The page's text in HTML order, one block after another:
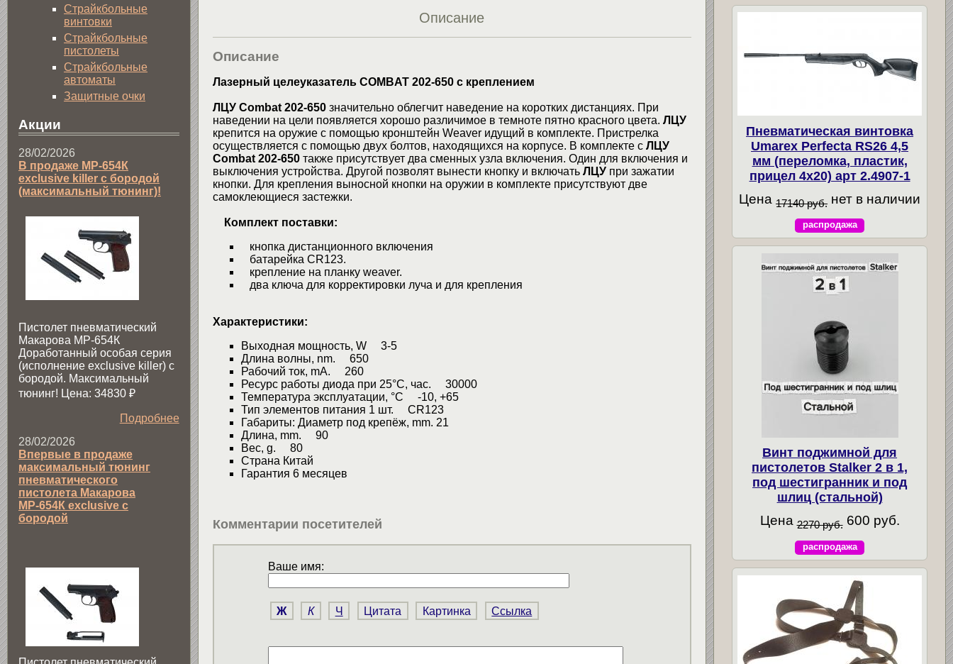
Описание
Описание
Лазерный целеуказатель COMBAT 202-650 с креплением
ЛЦУ Combat 202-650значительно облегчит наведение на коротких дистанциях. При
наведении на цели появляется хорошо различимое в темноте пятно красного цвета. ЛЦУ
крепится на оружие с помощью кронштейн Weaver идущий в комплекте. Пристрелка
осуществляется с помощью двух болтов, находящихся на корпусе. В комплекте с ЛЦУ
Combat 202-650также присутствует два сменных узла включения. Один для включения и
выключения устройства. Другой позволят вынести кнопку и включать ЛЦУпри зажатии
кнопки. Для крепления выносной кнопки на оружии в комплекте присутствуют две
самоклеющиеся застежки.
Комплект поставки:
кнопка дистанционного включения
батарейка CR123.
крепление на планку weaver.
два ключа для корректировки луча и для крепления
Характеристики:
Выходная мощность, W 3-5
Длина волны, nm. 650
Рабочий ток, mА. 260
Ресурс работы диода при 25°С, час. 30000
Температура эксплуатации, °С -10, +65
Тип элементов питания 1 шт. CR123
Габариты: Диаметр под крепёж, mm. 21
Длина, mm. 90
Вес, g. 80
Страна Китай
Гарантия 6 месяцев
Комментарии посетителей
Ваше имя:
Ж К Ч Цитата Картинка Ссылка
Страйкбольные
винтовки
Страйкбольные
пистолеты
Страйкбольные
автоматы
Защитные очки
Акции
28/02/2026
В продаже МР-654К
exclusive killer с бородой
(максимальный тюнинг)!
Пистолет пневматический
Макарова МР-654К
Доработанный особая серия
(исполнение exclusive killer) с
бородой. Максимальный
тюнинг! Цена: 34830 ₽
Подробнее
28/02/2026
Впервые в продаже
максимальный тюнинг
пневматического
пистолета Макарова
МР-654К exclusive с
бородой
Пневматическая винтовка
Umarex Perfecta RS26 4,5
мм (переломка, пластик,
прицел 4x20) арт 2.4907-1
Цена 17140 руб. нет в наличии
распродажа
Винт поджимной для
пистолетов Stalker 2 в 1,
под шестигранник и под
шлиц (стальной)
Цена 2270 руб. 600 руб.
распродажа